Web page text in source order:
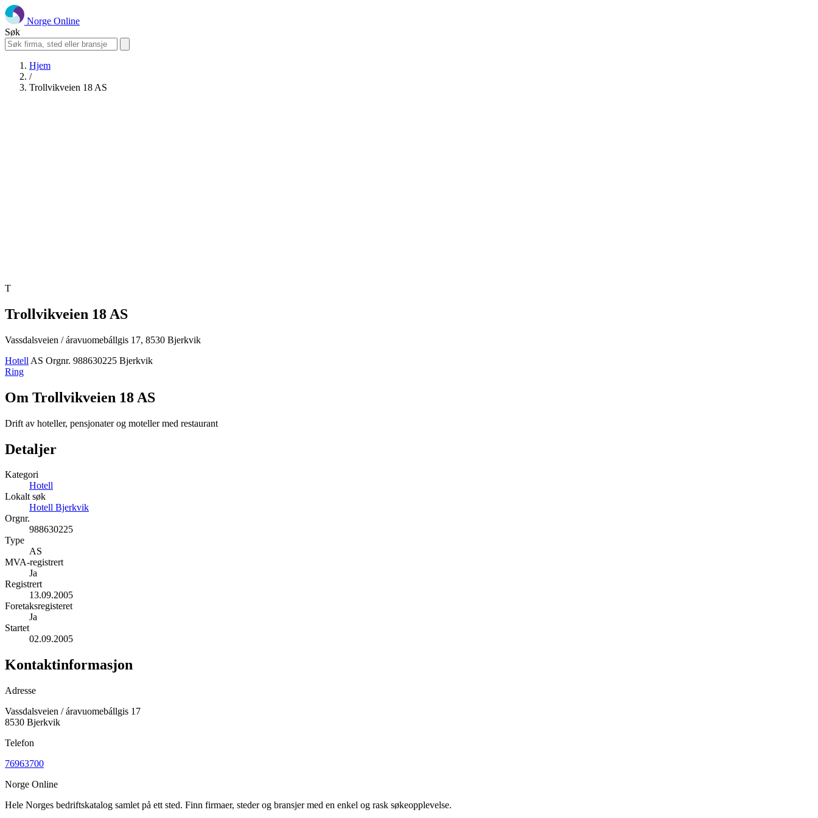
Norge Online
Søk
Hjem
/
Trollvikveien 18 AS
T
Trollvikveien 18 AS
Vassdalsveien / áravuomebállgis 17, 8530 Bjerkvik
Hotell AS Orgnr. 988630225 Bjerkvik
Ring
Om Trollvikveien 18 AS
Drift av hoteller, pensjonater og moteller med restaurant
Detaljer
Kategori
Hotell
Lokalt søk
Hotell Bjerkvik
Orgnr.
988630225
Type
AS
MVA-registrert
Ja
Registrert
13.09.2005
Foretaksregisteret
Ja
Startet
02.09.2005
Kontaktinformasjon
Adresse
Vassdalsveien / áravuomebállgis 17
8530 Bjerkvik
Telefon
76963700
Norge Online
Hele Norges bedriftskatalog samlet på ett sted. Finn firmaer, steder og bransjer med en enkel og rask søkeopplevelse.